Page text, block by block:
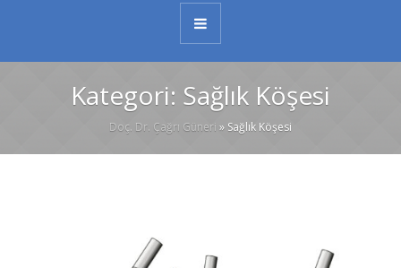
Kategori: Sağlık Köşesi
Doç. Dr. Çağrı Güneri » Sağlık Köşesi